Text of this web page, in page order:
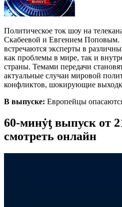
Политическое ток шоу на
Скабеевой и Евгением
встречаются эксперты в
как проблемы в мире, так и
страны. Темами передачи
актуальные случаи мировой
конфликтов, шокирующие
В выпуске: Европейцы
60-минẏƫ выпуск от
смотреть онлайн